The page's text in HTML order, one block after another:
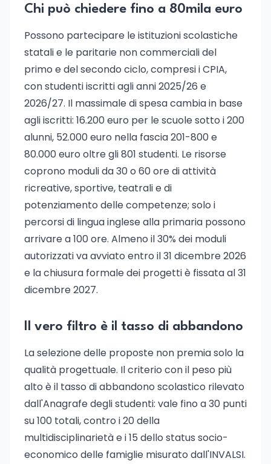
Chi può chiedere fino a 80mila euro
Possono partecipare le istituzioni scolastiche
statali e le paritarie non commerciali del
primo e del secondo ciclo, compresi i CPIA,
con studenti iscritti agli anni 2025/26 e
2026/27. Il massimale di spesa cambia in base
agli iscritti: 16.200 euro per le scuole sotto i 200
alunni, 52.000 euro nella fascia 201-800 e
80.000 euro oltre gli 801 studenti. Le risorse
coprono moduli da 30 o 60 ore di attività
ricreative, sportive, teatrali e di
potenziamento delle competenze; solo i
percorsi di lingua inglese alla primaria possono
arrivare a 100 ore. Almeno il 30% dei moduli
autorizzati va avviato entro il 31 dicembre 2026
e la chiusura formale dei progetti è fissata al 31
dicembre 2027.
Il vero filtro è il tasso di abbandono
La selezione delle proposte non premia solo la
qualità progettuale. Il criterio con il peso più
alto è il tasso di abbandono scolastico rilevato
dall'Anagrafe degli studenti: vale fino a 30 punti
su 100 totali, contro i 20 della
multidisciplinarietà e i 15 dello status socio-
economico delle famiglie misurato dall'INVALSI.